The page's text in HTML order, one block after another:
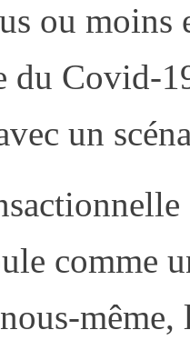
ou moins
du Covid-
un
comme